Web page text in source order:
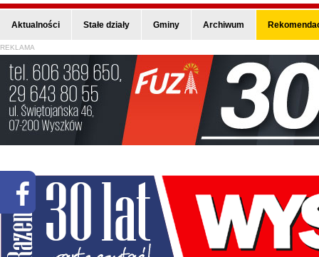
Aktualności Stałe działy Gminy Archiwum
REKLAMA